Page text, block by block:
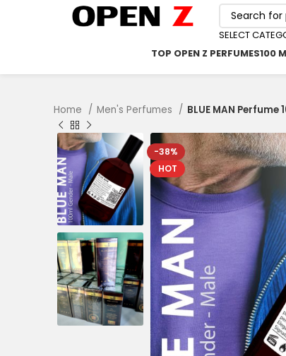
SELECT
TOP OPEN Z PERFUMES100
Home Men's Perfumes BLUE MAN Perfume
৳
৳
-38%
HOT